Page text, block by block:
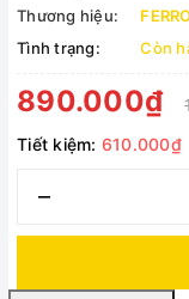
Thương hiệu:
Tình trạng:
Còn
890.000₫
Tiết kiệm: 610.000₫
–